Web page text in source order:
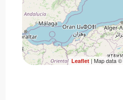
Leaflet| Map data ©